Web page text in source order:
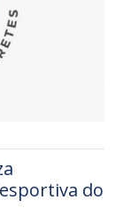
do